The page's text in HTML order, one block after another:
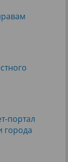
портал
города